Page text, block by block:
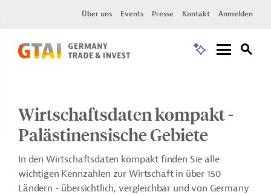
Über uns Events Presse Kontakt Anmelden
Wirtschaftsdaten kompakt -
Palästinensische Gebiete
In den Wirtschaftsdaten kompakt finden Sie alle
wichtigen Kennzahlen zur Wirtschaft in über 150
Ländern - übersichtlich, vergleichbar und von Germany